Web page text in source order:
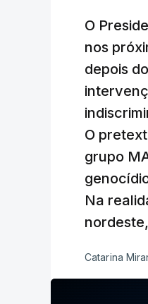
O
nos
depois
O
grupo
Na
Catarina